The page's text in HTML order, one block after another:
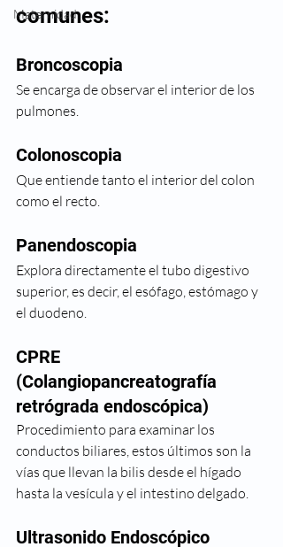
Maternidad
Broncoscopia
Se encarga de observar el interior de los
pulmones.
Colonoscopia
Que entiende tanto el interior del colon
Panendoscopia
Explora directamente el tubo digestivo
superior, es decir, el esófago, estómago y
CPRE
(Colangiopancreatografía
retrógrada endoscópica)
Procedimiento para examinar los
conductos biliares, estos últimos son la
vías que llevan la bilis desde el hígado
hasta la vesícula y el intestino delgado.
Ultrasonido Endoscópico